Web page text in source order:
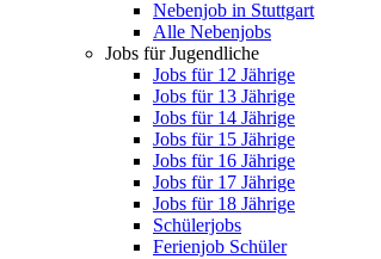
Nebenjob in Stuttgart
Alle Nebenjobs
Jobs für Jugendliche
Jobs für 12 Jährige
Jobs für 13 Jährige
Jobs für 14 Jährige
Jobs für 15 Jährige
Jobs für 16 Jährige
Jobs für 17 Jährige
Jobs für 18 Jährige
Schülerjobs
Ferienjob Schüler